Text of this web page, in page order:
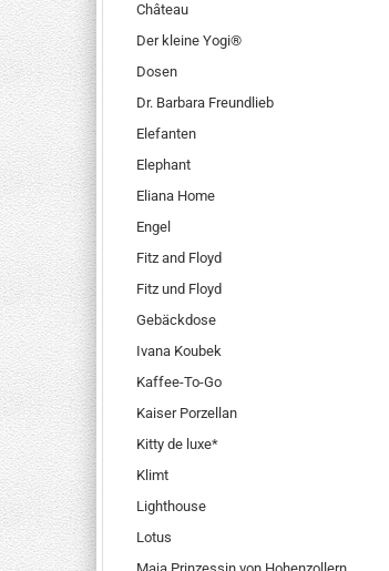
Château
Der kleine Yogi®
Dosen
Dr. Barbara Freundlieb
Elefanten
Elephant
Eliana Home
Engel
Fitz and Floyd
Fitz und Floyd
Gebäckdose
Ivana Koubek
Kaffee-To-Go
Kaiser Porzellan
Kitty de luxe*
Klimt
Lighthouse
Lotus